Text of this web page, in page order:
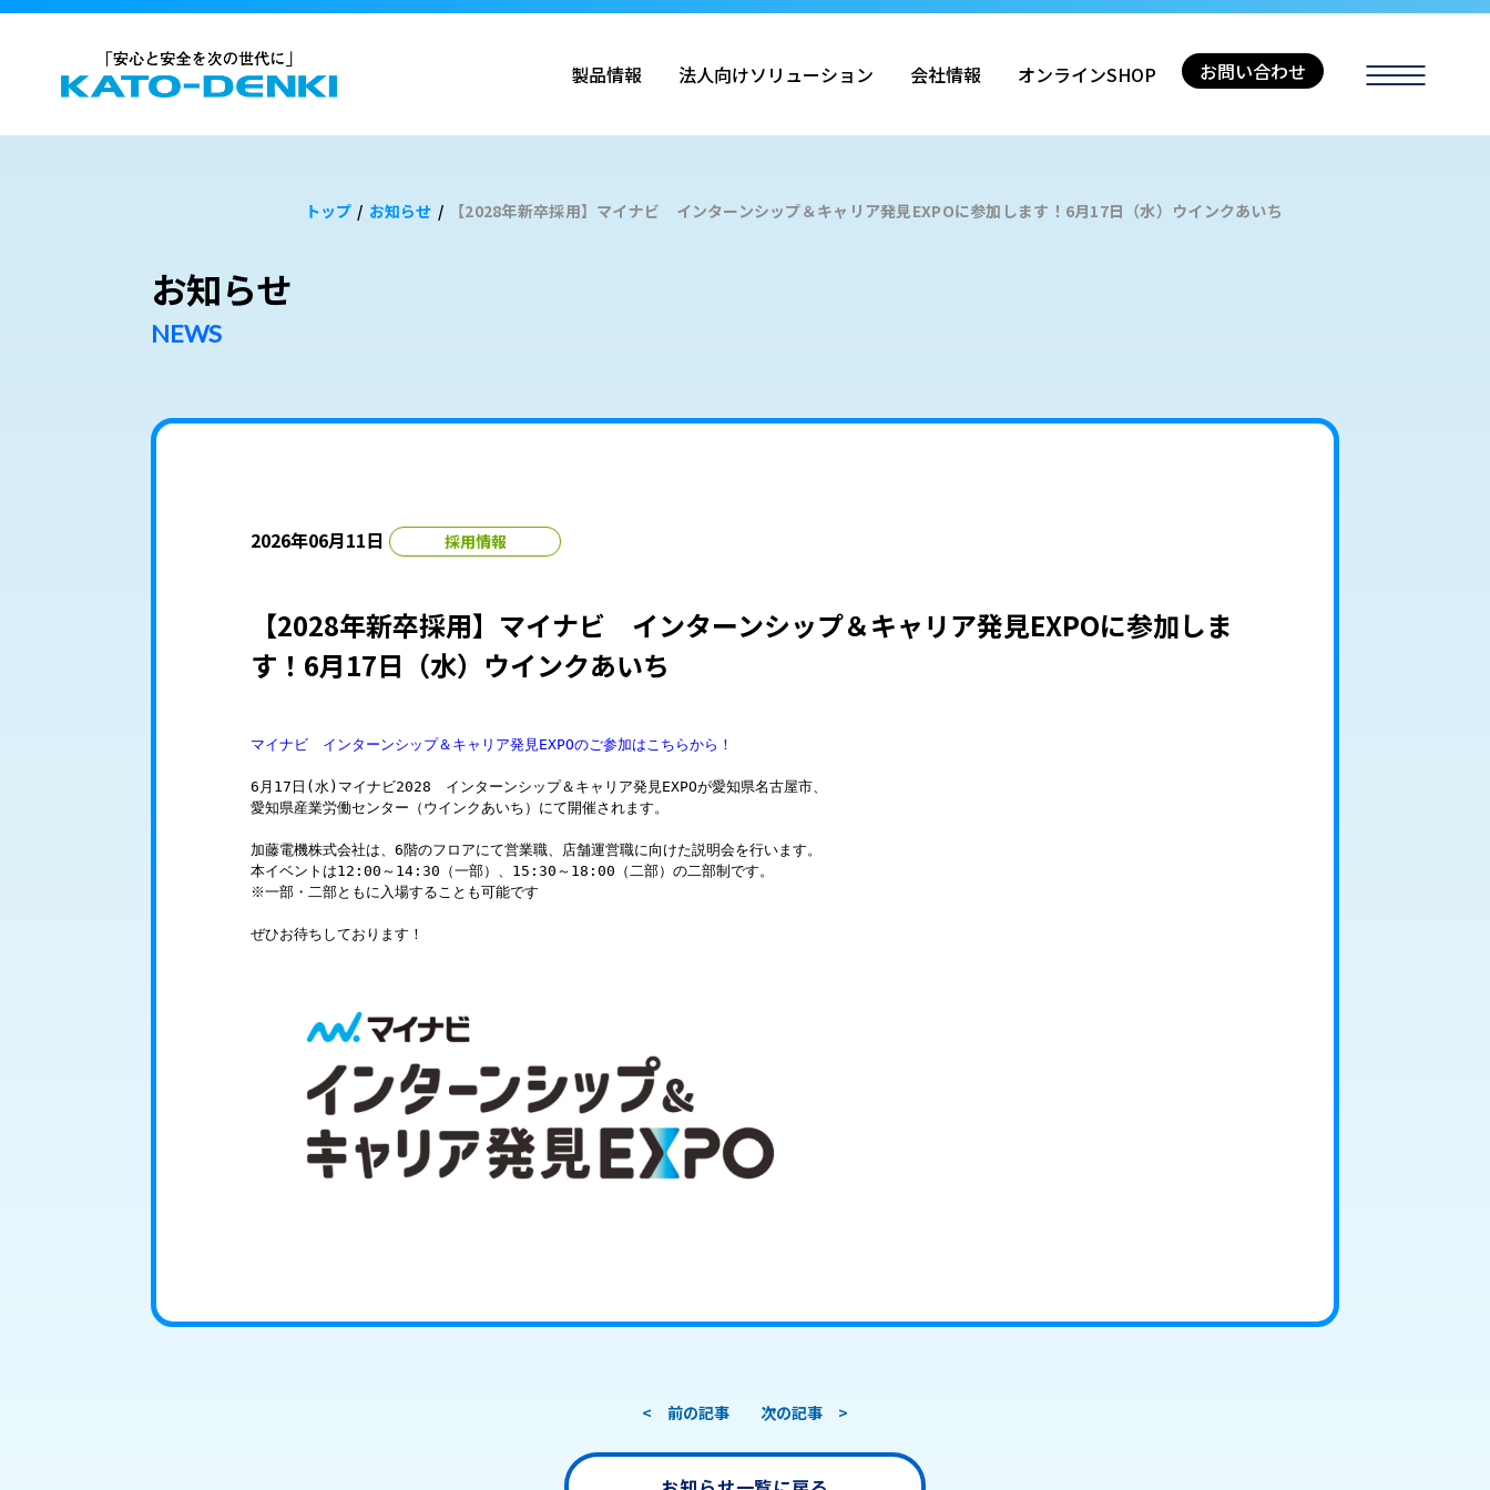
製品情報 法人向けソリューション 会社情報 オンラインSHOP お問い合わせ
トップ / お知らせ / 【2028年新卒採用】マイナビ インターンシップ＆キャリア発見EXPOに参加します！6月17日（水）ウインクあいち
お知らせ
2026年06月11日 採用情報
【2028年新卒採用】マイナビ インターンシップ＆キャリア発見EXPOに参加しま
す！6月17日（水）ウインクあいち
マイナビ　インターンシップ＆キャリア発見EXPOのご参加はこちらから！
6月17日(水)マイナビ2028　インターンシップ＆キャリア発見EXPOが愛知県名古屋市、
愛知県産業労働センター（ウインクあいち）にて開催されます。
加藤電機株式会社は、6階のフロアにて営業職、店舗運営職に向けた説明会を行います。
本イベントは12:00～14:30（一部）、15:30～18:00（二部）の二部制です。
※一部・二部ともに入場することも可能です
ぜひお待ちしております！
< 前の記事 次の記事 >